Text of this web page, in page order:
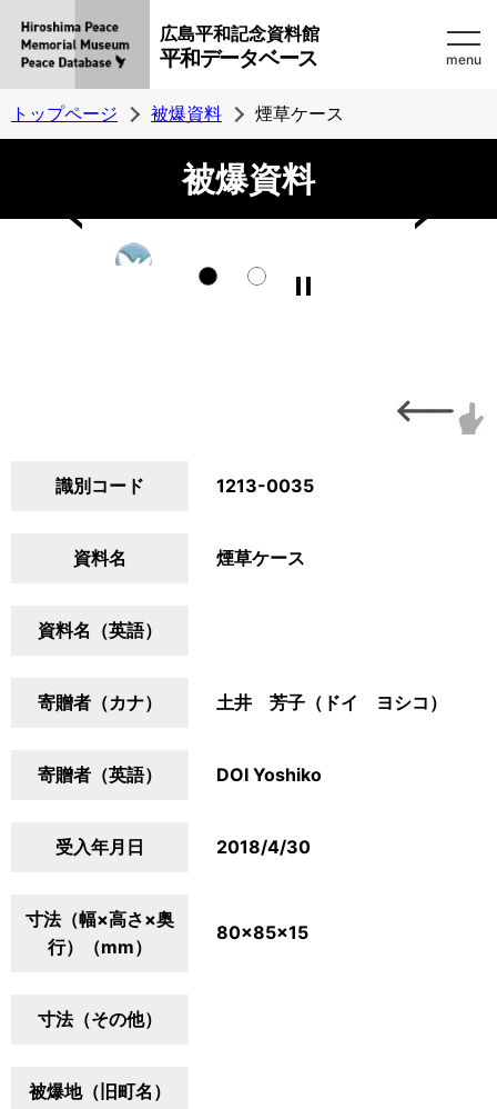
広島平和記念資料館
平和データベース menu
トップページ 被爆資料 煙草ケース
被爆資料
識別コード 1213-0035
資料名 煙草ケース
資料名（英語）
寄贈者（カナ） 土井 芳子（ドイ ヨシコ）
寄贈者（英語） DOI Yoshiko
受入年月日 2018/4/30
寸法（幅×高さ×奥
行）（mm）
80×85×15
寸法（その他）
被爆地（旧町名）